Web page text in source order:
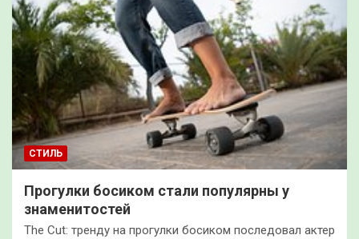
СТИЛЬ
Прогулки босиком стали популярны у
знаменитостей
The Cut: тренду на прогулки босиком последовал актер